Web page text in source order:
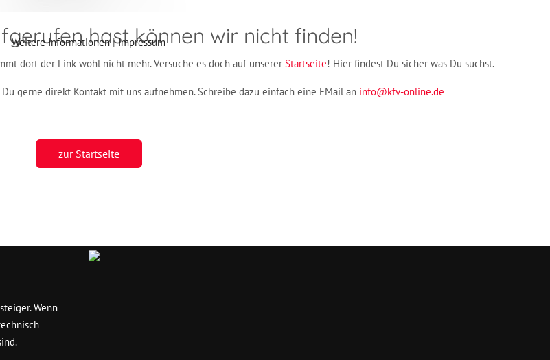
hast können wir nicht finden!
dort der Link wohl nicht mehr. Versuche es doch auf unserer Startseite! Hier findest Du sicher was Du suchst.
gerne direkt Kontakt mit uns aufnehmen. Schreibe dazu einfach eine EMail an info@kfv-online.de
zur Startseite
Wenn
Weitere Informationen|Impressum